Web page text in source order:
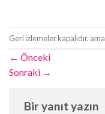
Geri izlemeler kapalıdır, ama
← Önceki
Sonraki →
Bir yanıt yazın